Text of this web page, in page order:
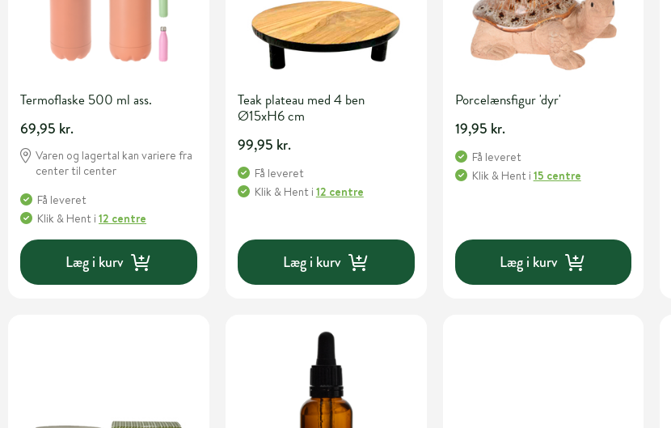
Termoflaske 500 ml ass.
69,95 kr.
Varen og lagertal kan variere fra
center til center
Få leveret
Klik & Hent i 12 centre
Læg i kurv
Teak plateau med 4 ben
Ø15xH6 cm
99,95 kr.
Få leveret
Klik & Hent i 12 centre
Læg i kurv
Porcelænsfigur 'dyr'
19,95 kr.
Få leveret
Klik & Hent i 15 centre
Læg i kurv